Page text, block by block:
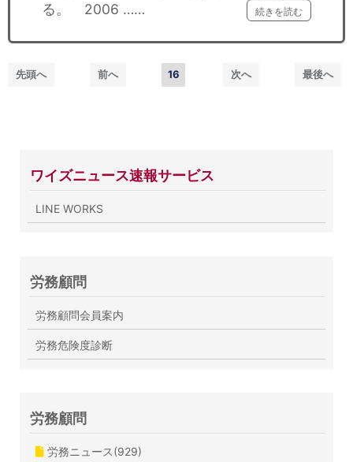
る。 2006 ……
続きを読む
先頭へ 前へ 16 次へ 最後へ
ワイズニュース速報サービス
LINE WORKS
労務顧問
労務顧問会員案内
労務危険度診断
労務顧問
労務ニュース(929)